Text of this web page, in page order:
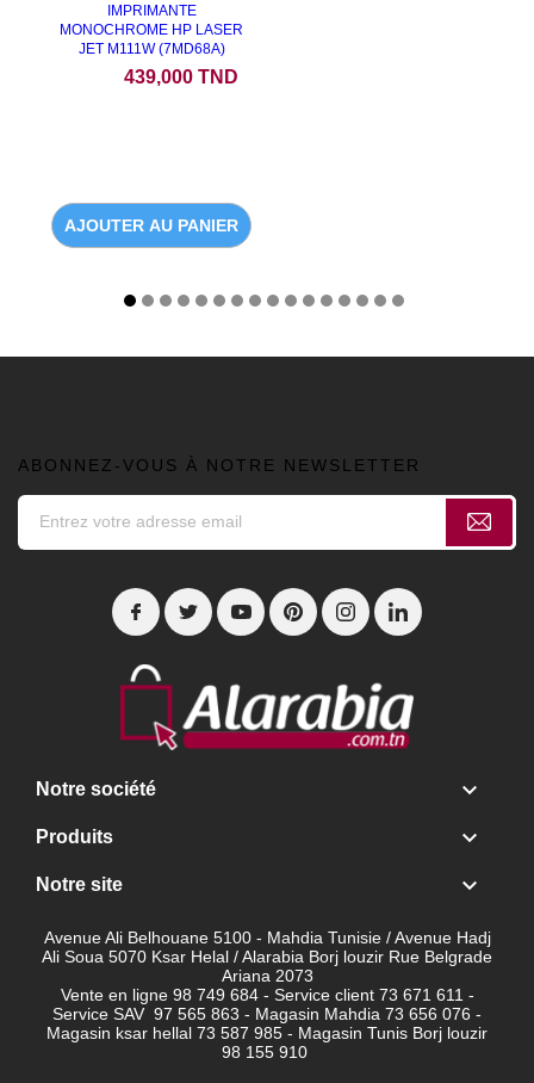
IMPRIMANTE
MONOCHROME HP LASER
JET M111W (7MD68A)
439,000 TND
AJOUTER AU PANIER
ABONNEZ-VOUS À NOTRE NEWSLETTER
Notre société 
Produits 
Notre site 
Avenue Ali Belhouane 5100 - Mahdia Tunisie / Avenue Hadj
Ali Soua 5070 Ksar Helal / Alarabia Borj louzir Rue Belgrade
Ariana 2073
Vente en ligne 98 749 684 - Service client 73 671 611 -
Service SAV 97 565 863 - Magasin Mahdia 73 656 076 -
Magasin ksar hellal 73 587 985 - Magasin Tunis Borj louzir
98 155 910